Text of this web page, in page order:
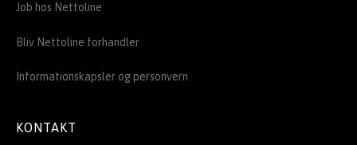
Job hos Nettoline
Bliv Nettoline forhandler
Informationskapsler og personvern
KONTAKT